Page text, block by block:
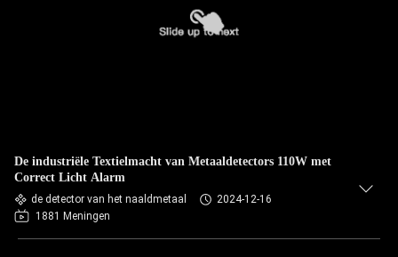
De industriële Textielmacht van Metaaldetectors 110W met
Correct Licht Alarm
de detector van het naaldmetaal
2024-12-16
1881 Meningen